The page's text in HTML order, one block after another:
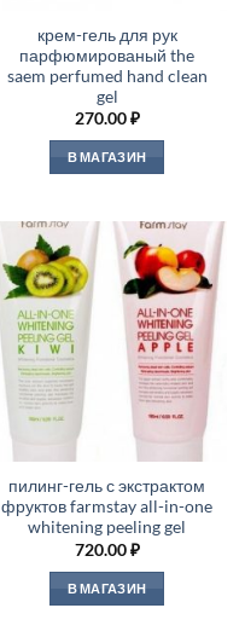
крем-гель для рук
парфюмированый the
saem perfumed hand clean
gel
270.00₽
В МАГАЗИН
пилинг-гель с экстрактом
фруктов farmstay all-in-one
whitening peeling gel
720.00₽
В МАГАЗИН